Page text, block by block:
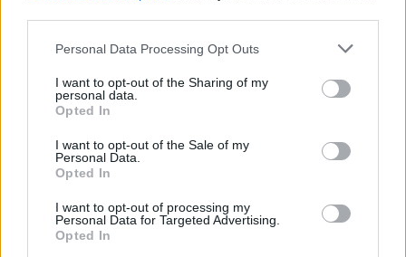
Personal Data Processing Opt Outs
I want to opt-out of the Sharing of my
personal data.
Opted In
I want to opt-out of the Sale of my
Personal Data.
Opted In
I want to opt-out of processing my
Personal Data for Targeted Advertising.
Opted In
Twinkie yra šunų šokių trupės „Acro Canine
Crew“ narė. Ši komanda neseniai sulaukė
vadinamojo auksinio mygtuko („Golden
Buzzer“) populiariame talentų šou „America's
Got Talent“, kurį jiems skyrė laidos vedėjas
Terry Crews.